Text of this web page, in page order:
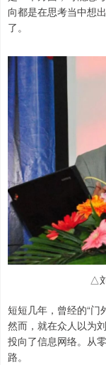
向都是在思考当中想
了。
△
短短几年，曾经的“门
然而，就在众人以为
投向了信息网络。从
路。